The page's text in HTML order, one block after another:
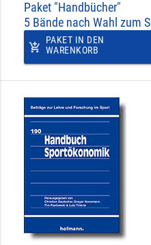
Paket "Handbücher"
5 Bände nach Wahl zum
add_shopping_cart
PAKET IN DEN
WARENKORB